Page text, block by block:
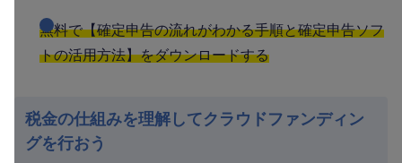
無料で【確定申告の流れがわかる手順と確定申告ソフ
トの活用方法】をダウンロードする
税金の仕組みを理解してクラウドファンディン
グを行おう